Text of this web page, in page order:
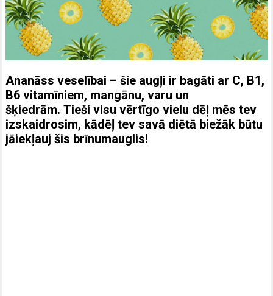
Ananāss veselībai – šie augļi ir bagāti ar C, B1,
B6 vitamīniem, mangānu, varu un
šķiedrām. Tieši visu vērtīgo vielu dēļ mēs tev
izskaidrosim, kādēļ tev savā diētā biežāk būtu
jāiekļauj šis brīnumauglis!